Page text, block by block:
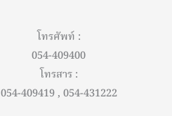
โทรศัพท์ :
054-409400
โทรสาร :
054-409419 , 054-431222